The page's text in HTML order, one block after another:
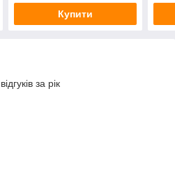
Купити
за рік